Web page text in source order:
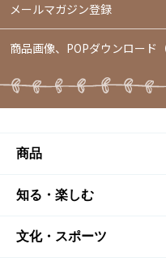
メールマガジン登録
商品画像、POPダウンロード
商品
商品TOP
商品一覧
知る・楽しむ
知る・楽しむTOP
文化・スポーツ